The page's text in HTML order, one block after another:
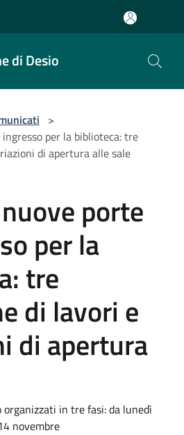
di Desio
>
per la biblioteca: tre
di apertura alle sale
porte
per la
tre
di lavori e
di apertura
in tre fasi: da lunedì
novembre